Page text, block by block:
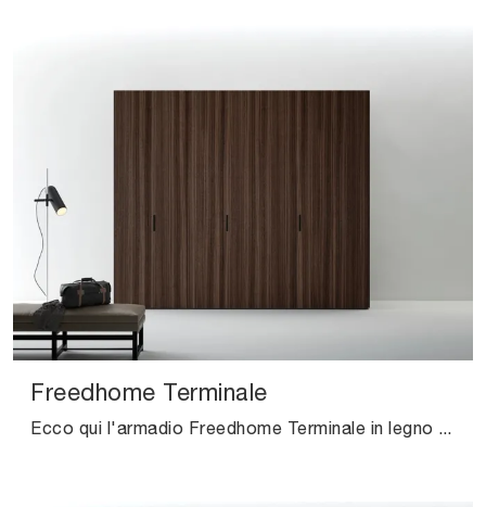
Freedhome Terminale
Ecco qui l'armadio Freedhome Terminale in legno di Caccaro! Una ricca gamma di armadi a muro con ante battenti.